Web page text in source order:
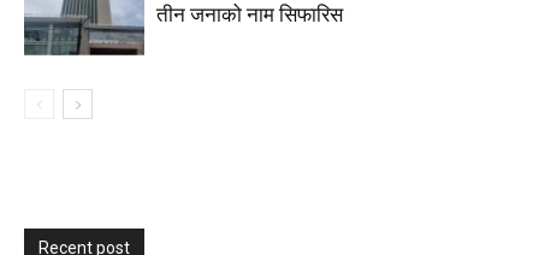
तीन जनाको नाम सिफारिस
Recent post